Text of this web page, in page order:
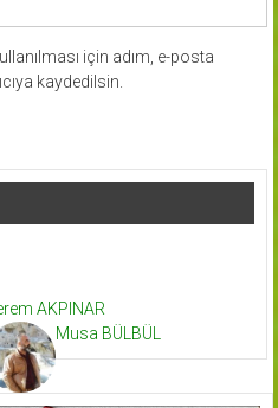
için adım, e-posta
kaydedilsin.
AKPINAR
Musa BÜLBÜL